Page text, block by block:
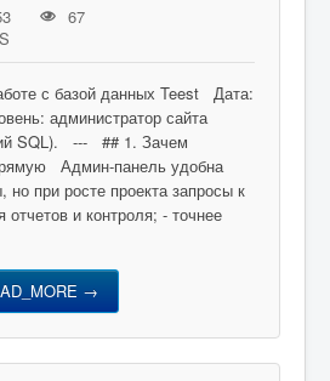
67
с базой данных Teest Дата:
администратор сайта
SQL). --- ## 1. Зачем
Админ-панель удобна
но при росте проекта запросы к
и контроля; - точнее
→